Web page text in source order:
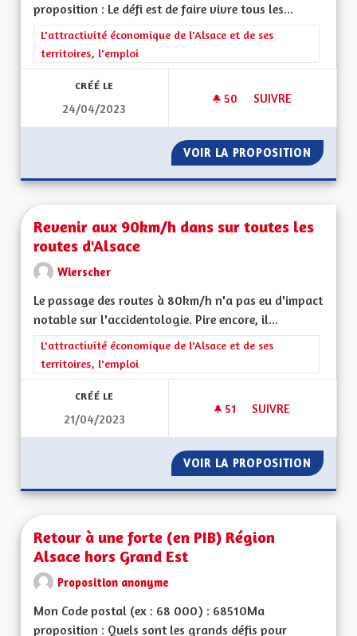
proposition : Le défi est de faire vivre tous les...
Filtrer les résultats de la catégorie : L'attractivité
L'attractivité économique de l'Alsace et de ses
territoires, l'emploi
CRÉÉ LE
24/04/2023
50 50 ABONNÉS
SUIVRE
VOIR LA PROPOSITION
Revenir aux 90km/h dans sur toutes les
routes d'Alsace
Wierscher
Le passage des routes à 80km/h n'a pas eu d'impact
notable sur l'accidentologie. Pire encore, il...
Filtrer les résultats de la catégorie : L'attractivité
L'attractivité économique de l'Alsace et de ses
territoires, l'emploi
CRÉÉ LE
21/04/2023
51 51 ABONNÉS
SUIVRE
VOIR LA PROPOSITION
Retour à une forte (en PIB) Région
Alsace hors Grand Est
Proposition anonyme
Mon Code postal (ex : 68 000) : 68510Ma
proposition : Quels sont les grands défis pour